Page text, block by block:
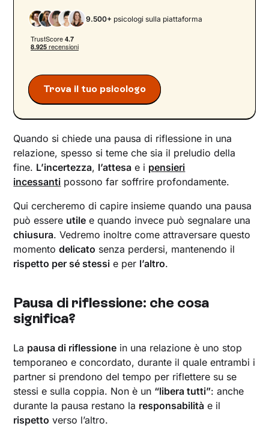
Trova il tuo psicologo
9.500+ psicologi sulla piattaforma
Quando si chiede una pausa di riflessione in una
relazione, spesso si teme che sia il preludio della
fine. L’incertezza, l’attesa e i pensieri
incessanti possono far soffrire profondamente.
Qui cercheremo di capire insieme quando una pausa
può essere utile e quando invece può segnalare una
chiusura. Vedremo inoltre come attraversare questo
momentodelicato senza perdersi, mantenendo il
rispetto per sé stessi e per l’altro.
Pausa di riflessione: che cosa
significa?
La pausa di riflessione in una relazione è uno stop
temporaneo e concordato, durante il quale entrambi i
partner si prendono del tempo per riflettere su se
stessi e sulla coppia. Non è un “libera tutti”: anche
durante la pausa restano la responsabilità e il
rispetto verso l’altro.